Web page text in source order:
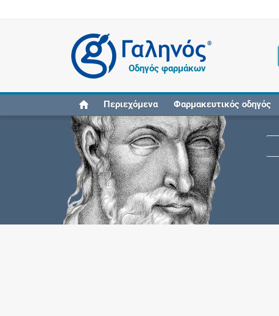
®
Οδηγός φαρμάκων
Περιεχόμενα Φαρμακευτικός οδηγός